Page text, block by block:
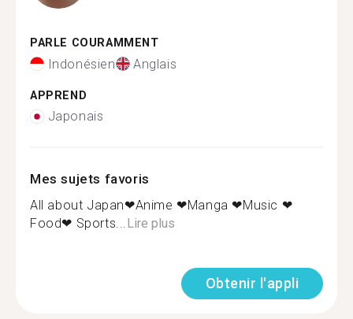
PARLE COURAMMENT
Indonésien Anglais
APPREND
Japonais
Mes sujets favoris
All about Japan❤Anime ❤Manga ❤Music ❤
Food❤ Sports...Lire plus
Obtenir l'appli